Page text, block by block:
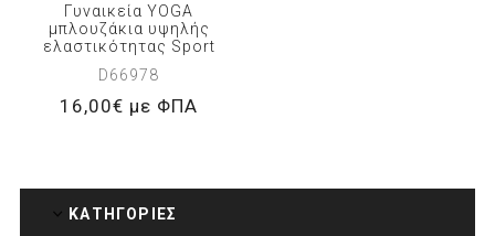
Γυναικεία YOGA
μπλουζάκια υψηλής
ελαστικότητας Sport
D66978
16,00€ με ΦΠΑ
ΚΑΤΗΓΟΡΊΕΣ